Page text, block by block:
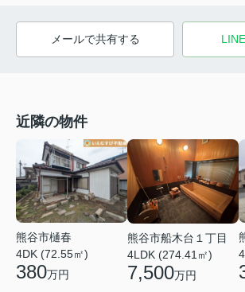
メールで共有する
近隣の物件
熊谷市樋春
4DK (72.55㎡)
380万円
熊谷市船木台１丁目
4LDK (274.41㎡)
7,500万円